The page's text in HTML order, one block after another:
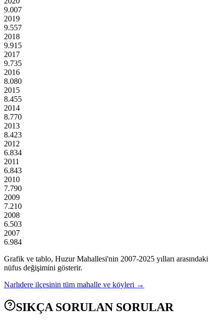
9.007
2019
9.557
2018
9.915
2017
9.735
2016
8.080
2015
8.455
2014
8.770
2013
8.423
2012
6.834
2011
6.843
2010
7.790
2009
7.210
2008
6.503
2007
6.984
Grafik ve tablo, HuzurMahallesi'nin 2007-2025 yılları arasındaki
nüfus değişimini gösterir.
Narlıdere ilçesinin tüm mahalle ve köyleri →
SIKÇA SORULAN SORULAR